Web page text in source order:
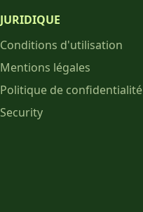
JURIDIQUE
Conditions d'utilisation
Mentions légales
Politique de confidentialité
Security